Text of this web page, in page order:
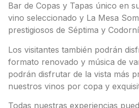
Bar de Copas y Tapas único en
vino seleccionado y La Mesa
prestigiosos de Séptima y
Los visitantes también podrán
formato renovado y música de
podrán disfrutar de la vista más
nuestros vinos por copa y
Todas nuestras experiencias